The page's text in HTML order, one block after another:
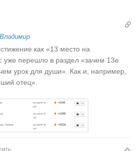
Владимир
как «13 место на
уже перешло в раздел «зачем 13е
урок для души». Как и, например,
отец».